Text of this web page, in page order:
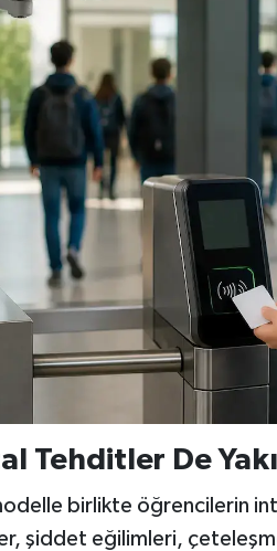
Tehditler De
birlikte öğrencilerin
şiddet eğilimleri,